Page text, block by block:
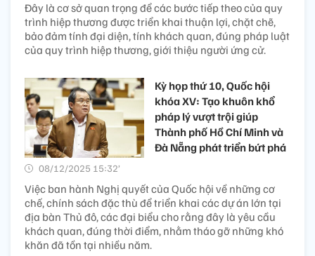
Đây là cơ sở quan trọng để các bước tiếp theo của quy
trình hiệp thương được triển khai thuận lợi, chặt chẽ,
bảo đảm tính đại diện, tính khách quan, đúng pháp luật
của quy trình hiệp thương, giới thiệu người ứng cử.
Kỳ họp thứ 10, Quốc hội
khóa XV: Tạo khuôn khổ
pháp lý vượt trội giúp
Thành phố Hồ Chí Minh và
Đà Nẵng phát triển bứt phá
08/12/2025 15:32’
Việc ban hành Nghị quyết của Quốc hội về những cơ
chế, chính sách đặc thù để triển khai các dự án lớn tại
địa bàn Thủ đô, các đại biểu cho rằng đây là yêu cầu
khách quan, đúng thời điểm, nhằm tháo gỡ những khó
khăn đã tồn tại nhiều năm.